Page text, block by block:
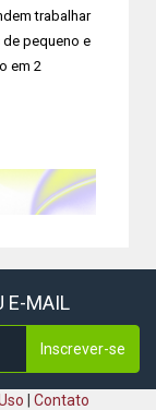
trabalhar
pequeno e
em 2
E-MAIL
Inscrever-se
Contato